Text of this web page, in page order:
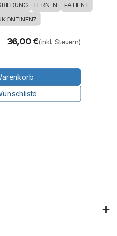
LERNEN PATIENT
36,00€(inkl. Steuern)